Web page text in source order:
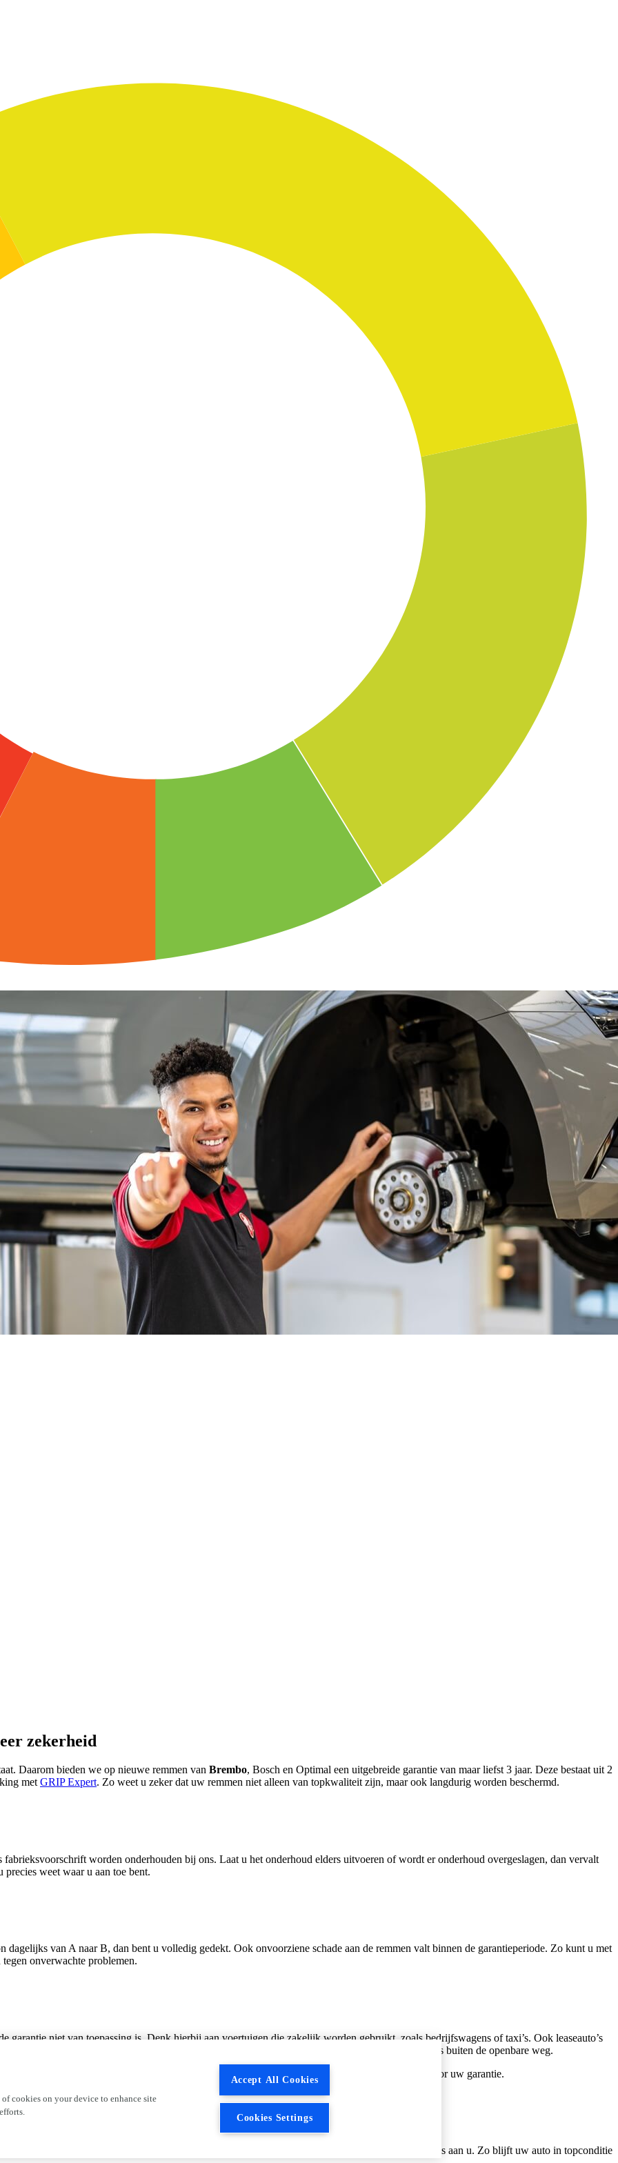
zekerheid
Daarom bieden we op nieuwe remmen van Brembo, Bosch en Optimal een uitgebreide garantie van maar liefst 3 jaar. Deze bestaat uit 2
metGRIP Expert. Zo weet u zeker dat uw remmen niet alleen van topkwaliteit zijn, maar ook langdurig worden beschermd.
fabrieksvoorschrift worden onderhouden bij ons. Laat u het onderhoud elders uitvoeren of wordt er onderhoud overgeslagen, dan vervalt
weet waar u aan toe bent.
van A naar B, dan bent u volledig gedekt. Ook onvoorziene schade aan de remmen valt binnen de garantieperiode. Zo kunt u met
onverwachte problemen.
niet van toepassing is. Denk hierbij aan voertuigen die zakelijk worden gebruikt, zoals bedrijfswagens of taxi’s. Ook leaseauto’s
worden ingezet voor rally’s, races of andere competitieve of recreatieve activiteiten, zowel op als buiten de openbare weg.
of onvoldoende onderhoud. Goed onderhoud blijft dus essentieel voor uw veiligheid én voor uw garantie.
transparantie. U weet precies waar u aan toe bent en kunt rekenen op betrouwbare service van ons aan u. Zo blijft uw auto in topconditie
cookies on your device to enhance site
Accept All Cookies
Cookies Settings